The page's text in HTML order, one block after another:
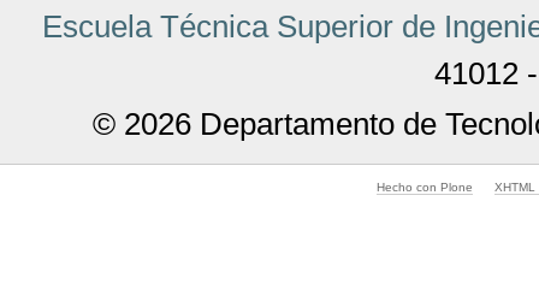
Escuela Técnica Superior de
41012
© 2026 Departamento de
Hecho con Plone XHTML